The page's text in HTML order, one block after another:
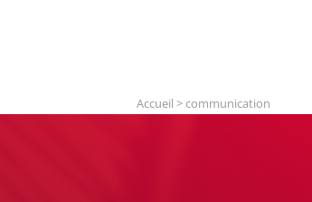
Accueil >communication